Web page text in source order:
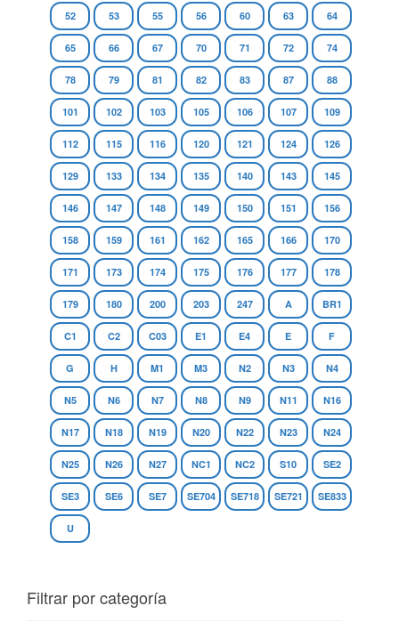
52 53 55 56 60 63 64
65 66 67 70 71 72 74
78 79 81 82 83 87 88
101 102 103 105 106 107 109
112 115 116 120 121 124 126
129 133 134 135 140 143 145
146 147 148 149 150 151 156
158 159 161 162 165 166 170
171 173 174 175 176 177 178
179 180 200 203 247 A BR1
C1 C2 C03 E1 E4 E F
G H M1 M3 N2 N3 N4
N5 N6 N7 N8 N9 N11 N16
N17 N18 N19 N20 N22 N23 N24
N25 N26 N27 NC1 NC2 S10 SE2
SE3 SE6 SE7 SE704 SE718 SE721 SE833
U
Filtrar por categoría